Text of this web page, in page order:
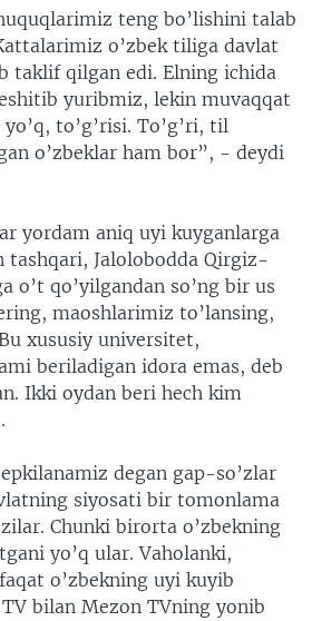
teng bo’lishini talab
o’zbek tiliga davlat
taklif qilgan edi. Elning ichida
yuribmiz, lekin muvaqqat
to’g’risi. To’g’ri, til
o’zbeklar ham bor”, - deydi
yordam aniq uyi kuyganlarga
tashqari, Jalolobodda Qirgiz-
o’t qo’yilgandan so’ng bir us
maoshlarimiz to’lansing,
xususiy universitet,
beriladigan idora emas, deb
Ikki oydan beri hech kim
degan gap-so’zlar
siyosati bir tomonlama
Chunki birorta o’zbekning
yo’q ular. Vaholanki,
o’zbekning uyi kuyib
TV bilan Mezon TVning yonib